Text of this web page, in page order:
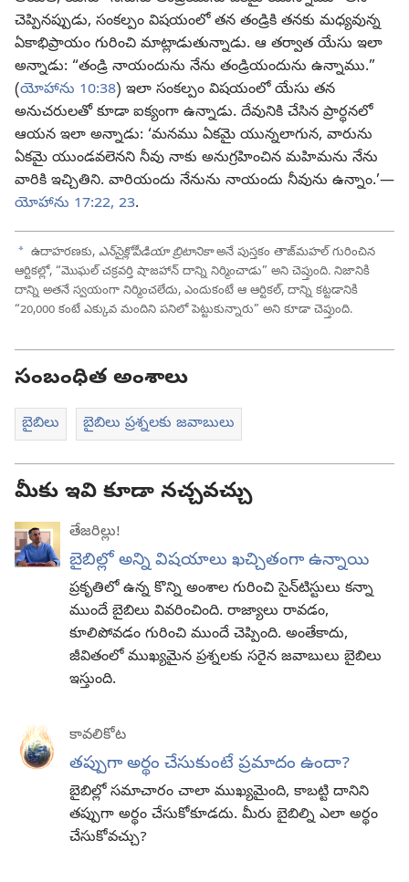
చెప్పినప్పుడు, సంకల్పం విషయంలో తన తండ్రికి తనకు మధ్యవున్న
ఏకాభిప్రాయం గురించి మాట్లాడుతున్నాడు. ఆ తర్వాత యేసు ఇలా
అన్నాడు: “తండ్రి నాయందును నేను తండ్రియందును ఉన్నాము.”
(యోహాను 10:38) ఇలా సంకల్పం విషయంలో యేసు తన
అనుచరులతో కూడా ఐక్యంగా ఉన్నాడు. దేవునికి చేసిన ప్రార్థనలో
ఆయన ఇలా అన్నాడు: ‘మనము ఏకమై యున్నలాగున, వారును
ఏకమై యుండవలెనని నీవు నాకు అనుగ్రహించిన మహిమను నేను
వారికి ఇచ్చితిని. వారియందు నేనును నాయందు నీవును ఉన్నాం.’—
యోహాను 17:22, 23.
a ఉదాహరణకు, ఎన్‌సైక్లోపీడియా బ్రిటానికాఅనే పుస్తకం తాజ్‌మహల్‌ గురించిన
ఆర్టికల్లో, “మొఘల్‌ చక్రవర్తి షాజహాన్‌ దాన్ని నిర్మించాడు” అని చెప్తుంది. నిజానికి
దాన్ని అతనే స్వయంగా నిర్మించలేదు, ఎందుకంటే ఆ ఆర్టికల్‌, దాన్ని కట్టడానికి
“20,000 కంటే ఎక్కువ మందిని పనిలో పెట్టుకున్నారు” అని కూడా చెప్తుంది.
సంబంధిత అంశాలు
బైబిలు బైబిలు ప్రశ్నలకు జవాబులు
మీకు ఇవి కూడా నచ్చవచ్చు
తేజరిల్లు!
బైబిల్లో అన్ని విషయాలు ఖచ్చితంగా ఉన్నాయి
ప్రకృతిలో ఉన్న కొన్ని అంశాల గురించి సైన్‌టిస్టులు కన్నా
ముందే బైబిలు వివరించింది. రాజ్యాలు రావడం,
కూలిపోవడం గురించి ముందే చెప్పింది. అంతేకాదు,
జీవితంలో ముఖ్యమైన ప్రశ్నలకు సరైన జవాబులు బైబిలు
ఇస్తుంది.
కావలికోట
తప్పుగా అర్థం చేసుకుంటే ప్రమాదం ఉందా?
బైబిల్లో సమాచారం చాలా ముఖ్యమైంది, కాబట్టి దానిని
తప్పుగా అర్థం చేసుకోకూడదు. మీరు బైబిల్ని ఎలా అర్థం
చేసుకోవచ్చు?